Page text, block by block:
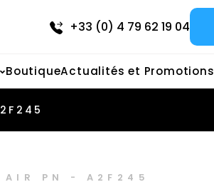
+33 (0) 4 79 62 19 04
BoutiqueActualités et Promotions
AIR PN - A2F245